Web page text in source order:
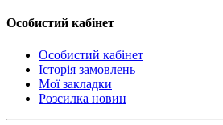
Особистий кабінет
Особистий кабінет
Історія замовлень
Мої закладки
Розсилка новин